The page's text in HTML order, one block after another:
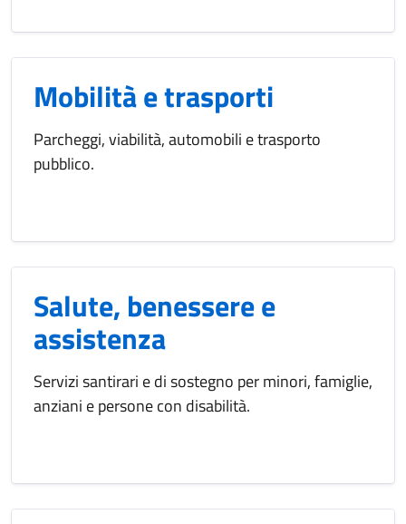
Mobilità e trasporti
Parcheggi, viabilità, automobili e trasporto
pubblico.
Salute, benessere e
assistenza
Servizi santirari e di sostegno per minori, famiglie,
anziani e persone con disabilità.